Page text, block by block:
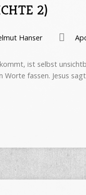
2)
Hanser
ist selbst
Worte fassen. Jesus